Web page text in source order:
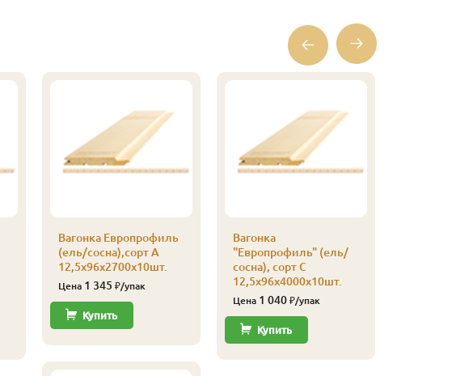
Вагонка Европрофиль
(ель/сосна),сорт А
12,5х96х2700х10шт.
Цена 1 345 ₽/упак
Купить
Вагонка
"Европрофиль" (ель/
сосна), сорт С
12,5х96х4000х10шт.
Цена 1 040₽/упак
Купить